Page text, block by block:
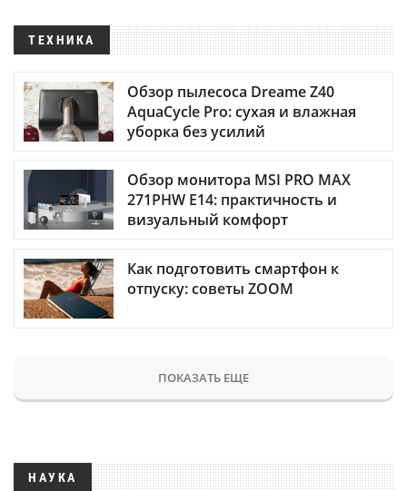
ТЕХНИКА
Обзор пылесоса Dreame Z40
AquaCycle Pro: сухая и влажная
уборка без усилий
Обзор монитора MSI PRO MAX
271PHW E14: практичность и
визуальный комфорт
Как подготовить смартфон к
отпуску: советы ZOOM
ПОКАЗАТЬ ЕЩЕ
НАУКА